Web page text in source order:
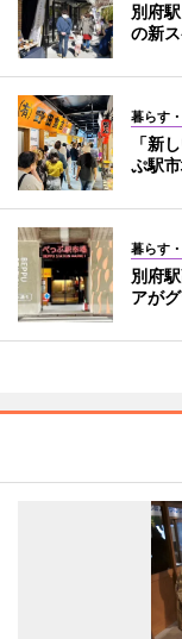
別府
の新
暮らす
「新
ぷ駅
暮らす
別府
アが